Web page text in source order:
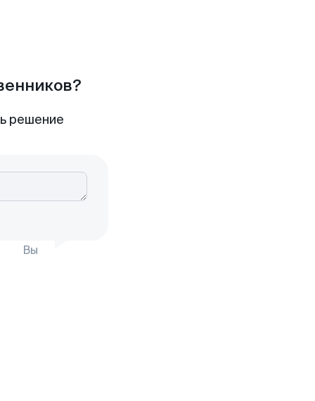
решение
Вы